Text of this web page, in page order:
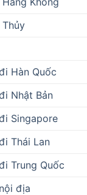
Hàn Quốc
Nhật Bản
Singapore
Thái Lan
Trung Quốc
địa